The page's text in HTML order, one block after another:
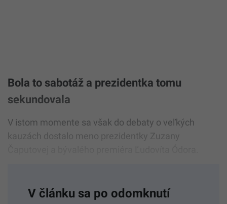
Bola to sabotáž a prezidentka tomu
sekundovala
V istom momente sa však do debaty o veľkých
kauzách dostalo meno prezidentky Zuzany
V článku sa po odomknutí